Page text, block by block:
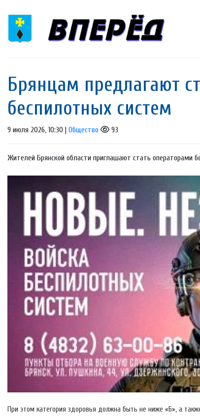
Брянцам предлагают
бeспилотных систeм
9 июля 2026, 10:30 | Общество 93
Жителей Брянской области приглашают стать операторами
При этом категория здоровья должна быть не ниже «Б», а